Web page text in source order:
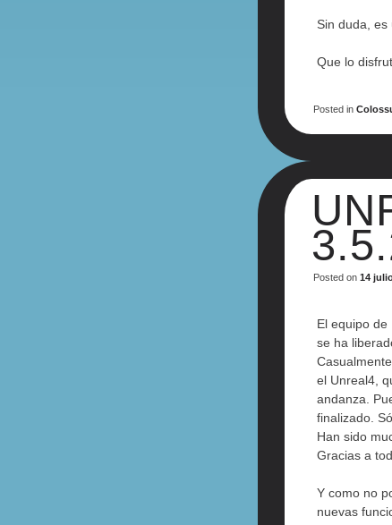
Sin duda,
Que lo
Posted in
Posted on14
El equipo
se ha
el Unreal4,
andanza.
finalizado.
Han sido
Gracias a
Y como no
nuevas